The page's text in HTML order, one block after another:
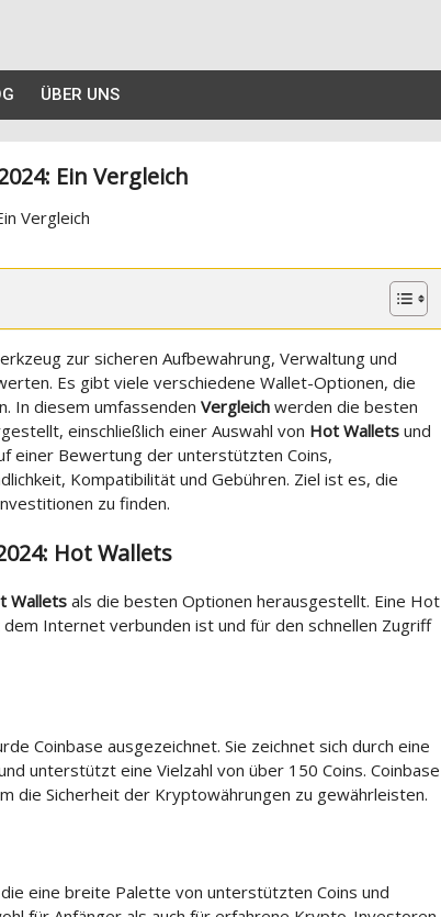
ÜBER UNS
Ein Vergleich
zur sicheren Aufbewahrung, Verwaltung und
Es gibt viele verschiedene Wallet-Optionen, die
In diesem umfassenden Vergleich werden die besten
einschließlich einer Auswahl von Hot Wallets und
einer Bewertung der unterstützten Coins,
Kompatibilität und Gebühren. Ziel ist es, die
zu finden.
Hot Wallets
Wallets als die besten Optionen herausgestellt. Eine Hot
Internet verbunden ist und für den schnellen Zugriff
Coinbase ausgezeichnet. Sie zeichnet sich durch eine
unterstützt eine Vielzahl von über 150 Coins. Coinbase
die Sicherheit der Kryptowährungen zu gewährleisten.
eine breite Palette von unterstützten Coins und